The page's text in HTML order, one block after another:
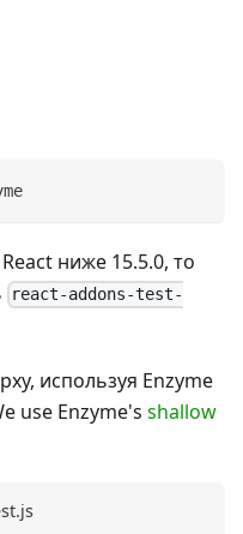
ниже 15.5.0, то
react-addons-test-
используя Enzyme
use Enzyme's shallow